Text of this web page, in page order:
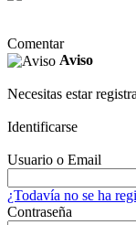
Comentar
Aviso
Necesitas estar
Identificarse
Usuario o Email
¿Todavía no se ha
Contraseña